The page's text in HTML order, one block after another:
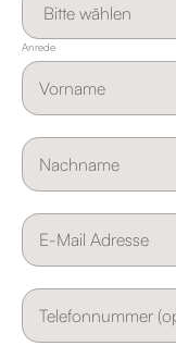
Anrede